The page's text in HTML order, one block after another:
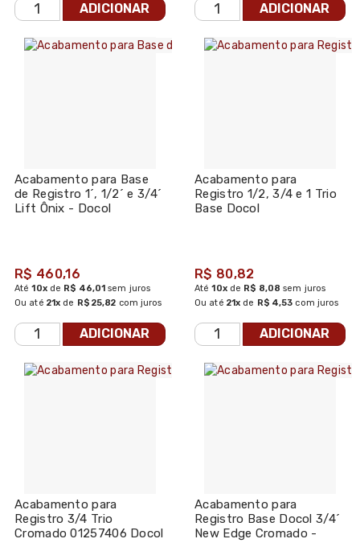
ADICIONAR ADICIONAR
Acabamento para Base
de Registro 1´, 1/2´ e 3/4´
Lift Ônix - Docol
R$ 460,16
Até10xde R$ 46,01 sem juros
Ou até 21x de R$ 25,82 com juros
ADICIONAR
Acabamento para
Registro 1/2, 3/4 e 1 Trio
Base Docol
R$ 80,82
Até10xde R$ 8,08 sem juros
Ou até 21x de R$ 4,53 com juros
ADICIONAR
Acabamento para
Registro 3/4 Trio
Cromado 01257406 Docol
Acabamento para
Registro Base Docol 3/4´
New Edge Cromado -